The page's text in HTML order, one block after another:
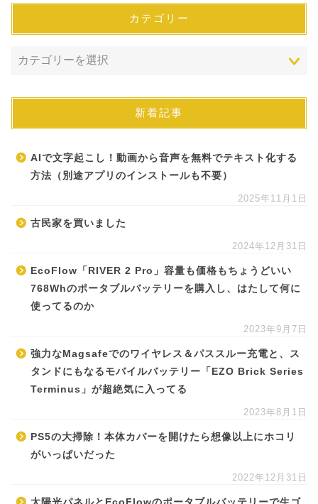
カテゴリー
新着記事
AIで文字起こし！動画から音声を無料でテキスト化する
方法（別途アプリのインストールも不要）
2025年11月1日
古民家を買いました
2024年12月31日
EcoFlow「RIVER 2 Pro」容量も価格もちょうどいい
768Whのポータブルバッテリーを購入し、はたして何に
使ってるのか
2023年9月7日
強力なMagsafeでのワイヤレス＆パススルー充電と、ス
タンドにもなるモバイルバッテリー「EZO Brick Series
Terminus」が超絶気に入ってる
2023年8月1日
PS5の大掃除！本体カバーを開けたら想像以上にホコリ
がいっぱいだった
2022年12月31日